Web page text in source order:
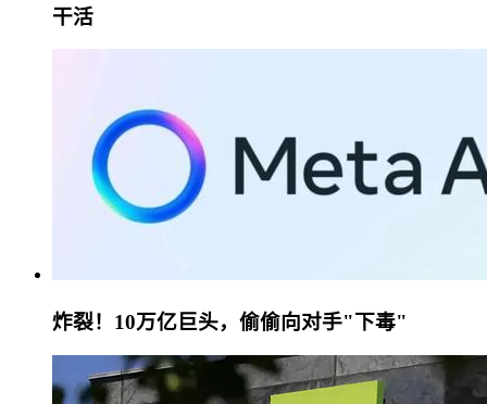
干活
炸裂！10万亿巨头，偷偷向对手"下毒"